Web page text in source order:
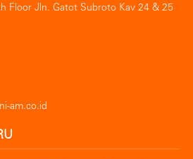
Floor Jln. Gatot Subroto Kav 24 & 25
am.co.id